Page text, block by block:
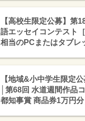
【高校生限定公募】第
語エッセイコンテスト
相当のPCまたはタブレ
【地域&小中学生限定
│第68回 水道週間作品
都知事賞 商品券1万円分